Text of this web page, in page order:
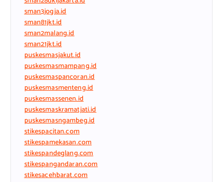
sman3jogja.id
sman81jkt.id
sman2malang.id
sman21jkt.id
puskesmasjakut.id
puskesmasmampang.id
puskesmaspancoran.id
puskesmasmenteng.id
puskesmassenen.id
puskesmaskramatjati.id
puskesmasngambeg.id
stikespacitan.com
stikespamekasan.com
stikespandeglang.com
stikespangandaran.com
stikesacehbarat.com